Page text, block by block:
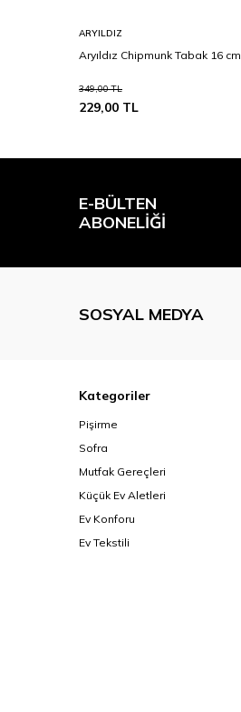
ARYILDIZ
Aryıldız Chipmunk Tabak 16 cm
349,00TL
229,00 TL
E-BÜLTEN
ABONELIĞI
SOSYAL MEDYA
Kategoriler
Pişirme
Sofra
Mutfak Gereçleri
Küçük Ev Aletleri
Ev Konforu
Ev Tekstili